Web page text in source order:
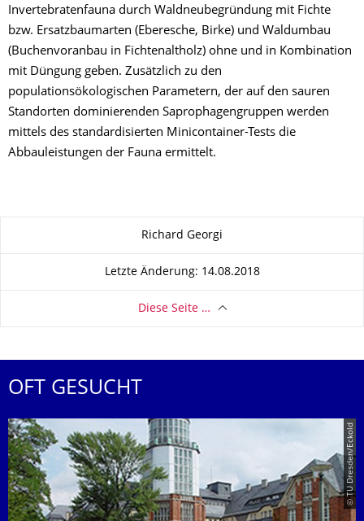
Invertebratenfauna durch Waldneubegründung mit Fichte
bzw. Ersatzbaumarten (Eberesche, Birke) und Waldumbau
(Buchenvoranbau in Fichtenaltholz) ohne und in Kombination
mit Düngung geben. Zusätzlich zu den
populationsökologischen Parametern, der auf den sauren
Standorten dominierenden Saprophagengruppen werden
mittels des standardisierten Minicontainer-Tests die
Abbauleistungen der Fauna ermittelt.
Richard Georgi
Letzte Änderung: 14.08.2018
Diese Seite …
OFT GESUCHT
© TU Dresden/Eckold